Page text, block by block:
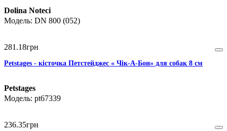
Dolina Noteci
DN 800 (052)
281 .18грн
Petstages - кісточка Петстейджес « Чік-А-Бон» для собак 8 см
Petstages
pt67339
236.35грн